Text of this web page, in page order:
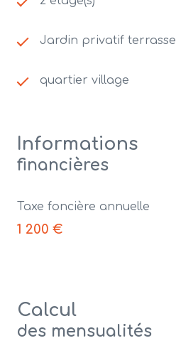
Jardin privatif terrasse
quartier village
Informations
financières
Taxe foncière annuelle
1 200 €
Calcul
des mensualités